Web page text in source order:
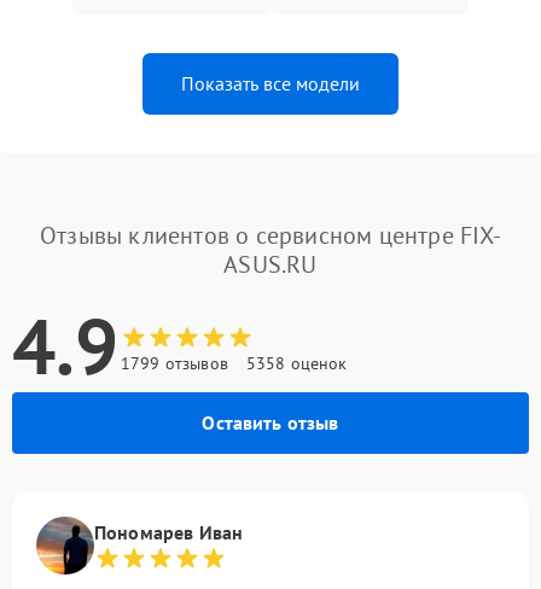
Показать все модели
Отзывы клиентов о сервисном центре FIX-
ASUS.RU
4.9 1799 отзывов 5358 оценок
Оставить отзыв
Пономарев Иван